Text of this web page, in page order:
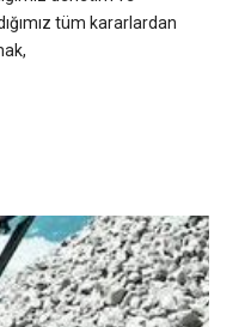
tüm kararlardan